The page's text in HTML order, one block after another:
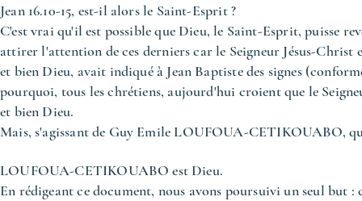
Jean 16.10-15, est-il alors le Saint-Esprit ?
C'est vrai qu'il est possible que Dieu, le Saint-Esprit, puisse
attirer l'attention de ces derniers car le Seigneur Jésus-
et bien Dieu, avait indiqué à Jean Baptiste des signes
pourquoi, tous les chrétiens, aujourd'hui croient que le
et bien Dieu.
Mais, s'agissant de Guy Emile LOUFOUA-CETIKOUABO,
LOUFOUA-CETIKOUABO est Dieu.
En rédigeant ce document, nous avons poursuivi un seul but